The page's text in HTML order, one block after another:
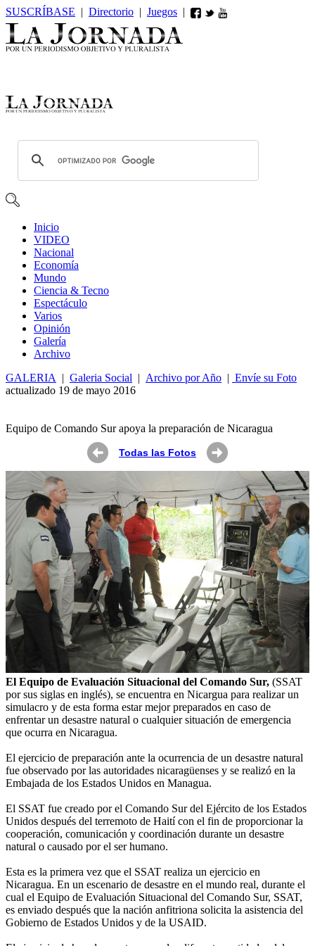
SUSCRÍBASE | Directorio | Juegos |
Inicio
VIDEO
Nacional
Economía
Mundo
Ciencia & Tecno
Espectáculo
Varios
Opinión
Galería
Archivo
GALERIA
| Galeria Social | Archivo por Año | Envíe su Foto
actualizado 19 de mayo 2016
Equipo de Comando Sur apoya la preparación de Nicaragua
Todas las Fotos
El Equipo de Evaluación Situacional del Comando Sur, (SSAT
por sus siglas en inglés), se encuentra en Nicargua para realizar un
simulacro y de esta forma estar mejor preparados en caso de
enfrentar un desastre natural o cualquier situación de emergencia
que ocurra en Nicaragua.
El ejercicio de preparación ante la ocurrencia de un desastre natural
fue observado por las autoridades nicaragüenses y se realizó en la
Embajada de los Estados Unidos en Managua.
El SSAT fue creado por el Comando Sur del Ejército de los Estados
Unidos después del terremoto de Haití con el fin de proporcionar la
cooperación, comunicación y coordinación durante un desastre
natural o causado por el ser humano.
Esta es la primera vez que el SSAT realiza un ejercicio en
Nicaragua. En un escenario de desastre en el mundo real, durante el
cual el Equipo de Evaluación Situacional del Comando Sur, SSAT,
es enviado después que la nación anfitriona solicita la asistencia del
Gobierno de Estados Unidos y de la USAID.